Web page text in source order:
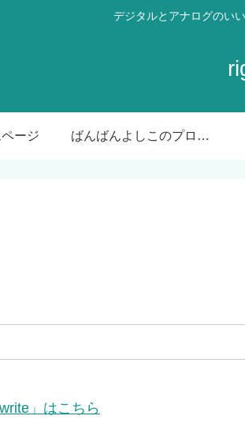
デジタルとアナログのい
ージ ばんばんよしこのプロフィール
」はこちら